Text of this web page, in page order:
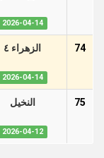
2026-04-14
74 الزهراء ٤
2026-04-14
75 النخيل
2026-04-12